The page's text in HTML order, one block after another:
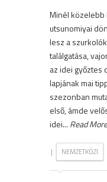
Minél közelebb
utsunomiyai
lesz a
találgatása,
az idei győztes
lapjának mai
szezonban
első, ámde
idei... Read More
| NEMZETKÖZI